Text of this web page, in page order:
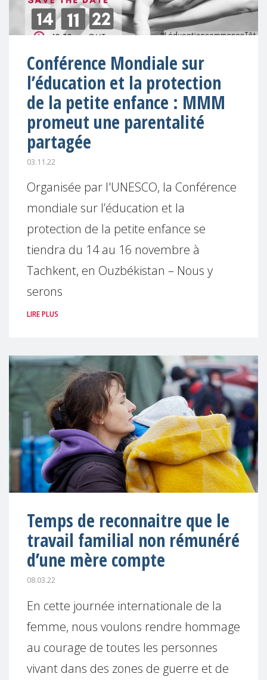
Conférence Mondiale sur
l’éducation et la protection
de la petite enfance : MMM
promeut une parentalité
partagée
03.11.22
Organisée par l'UNESCO, la Conférence
mondiale sur l’éducation et la
protection de la petite enfance se
tiendra du 14 au 16 novembre à
Tachkent, en Ouzbékistan – Nous y
serons
LIRE PLUS
Temps de reconnaitre que le
travail familial non rémunéré
d’une mère compte
08.03.22
En cette journée internationale de la
femme, nous voulons rendre hommage
au courage de toutes les personnes
vivant dans des zones de guerre et de